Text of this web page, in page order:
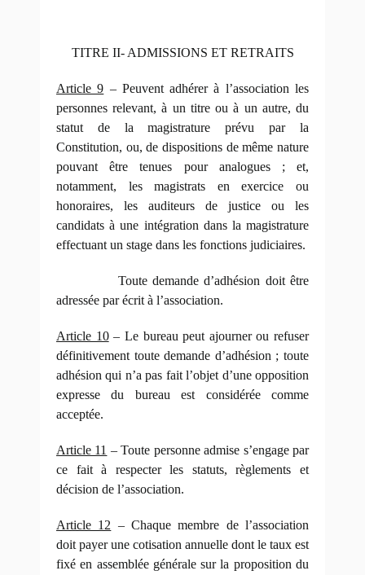
TITRE II- ADMISSIONS ET RETRAITS
Article 9 – Peuvent adhérer à l’association les
personnes relevant, à un titre ou à un autre, du
statut de la magistrature prévu par la
Constitution, ou, de dispositions de même nature
pouvant être tenues pour analogues ; et,
notamment, les magistrats en exercice ou
honoraires, les auditeurs de justice ou les
candidats à une intégration dans la magistrature
effectuant un stage dans les fonctions judiciaires.
Toute demande d’adhésion doit être
adressée par écrit à l’association.
Article 10– Le bureau peut ajourner ou refuser
définitivement toute demande d’adhésion ; toute
adhésion qui n’a pas fait l’objet d’une opposition
expresse du bureau est considérée comme
acceptée.
Article 11 – Toute personne admise s’engage par
ce fait à respecter les statuts, règlements et
décision de l’association.
Article 12 – Chaque membre de l’association
doit payer une cotisation annuelle dont le taux est
fixé en assemblée générale sur la proposition du